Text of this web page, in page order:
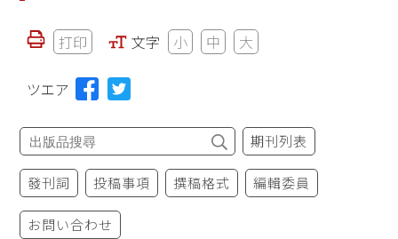
打印 文字 小 中 大
ツエア
期刊列表
發刊詞 投稿事項 撰稿格式 編輯委員
お問い合わせ